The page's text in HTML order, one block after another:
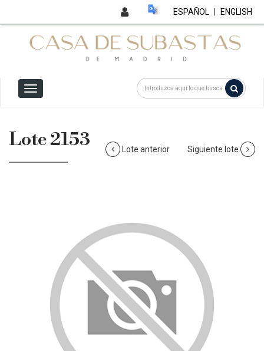
ESPAÑOL ENGLISH
Lote 2153 Lote anterior Siguiente lote